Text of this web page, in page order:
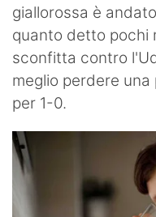
giallorossa è
quanto detto pochi
sconfitta contro
meglio perdere
per 1-0.